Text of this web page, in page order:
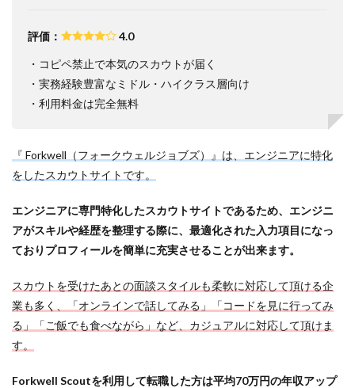
評価： 4.0
・コピペ禁止で本気のスカウトが届く
・実務経験豊富なミドル・ハイクラス層向け
・利用料金は完全無料
『 Forkwell（フォークウェルジョブズ）』は、エンジニアに特化
をしたスカウトサイトです。
エンジニアに専門特化したスカウトサイトであるため、エンジニ
アがスキルや経歴を整理する際に、最適化された入力項目になっ
ておりプロフィールを簡単に充実させることが出来ます。
スカウトを受けたあとの面談スタイルも柔軟に対応して頂ける企
業も多く、「オンラインで話してみる」「コードを見に行ってみ
る」「ご飯でも食べながら」など、カジュアルに対応して頂けま
す。
Forkwell Scoutを利用して転職した方は平均70万円の年収アップ